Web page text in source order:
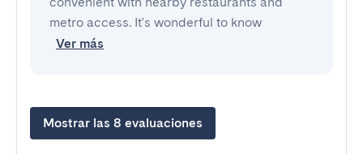
metro access. It's wonderful to know
Ver más
Mostrar las 8 evaluaciones